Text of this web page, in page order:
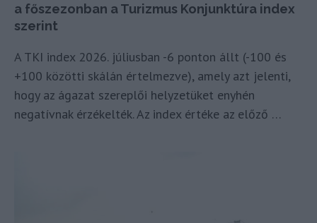
a főszezonban a Turizmus Konjunktúra index
szerint
A TKI index 2026. júliusban -6 ponton állt (-100 és
+100 közötti skálán értelmezve), amely azt jelenti,
hogy az ágazat szereplői helyzetüket enyhén
negatívnak érzékelték. Az index értéke az előző …